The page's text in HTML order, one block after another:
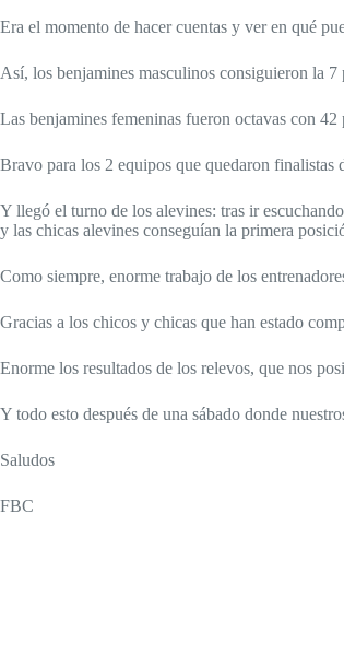
Era el momento de hacer cuentas y ver en qué
Así, los benjamines masculinos consiguieron la
Las benjamines femeninas fueron octavas con 42
Bravo para los 2 equipos que quedaron finalistas
Y llegó el turno de los alevines: tras ir
y las chicas alevines conseguían la primera
Como siempre, enorme trabajo de los
Gracias a los chicos y chicas que han estado
Enorme los resultados de los relevos, que nos
Y todo esto después de una sábado donde
Saludos
FBC